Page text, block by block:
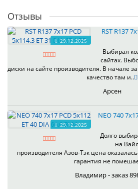
Отзывы
29.12.2025
RST R137
Выбирал
сайтах.
диски на сайте производителя. В начале
качество там и..
Арсен
29.12.2025
NEO 740
Долго
на
производителя Азов-Тэк цена
гарантия не
Владимир - заказ